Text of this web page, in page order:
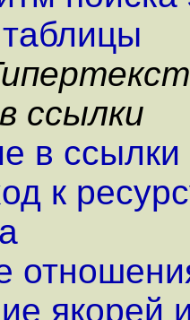
ссылки
в ссылки
к
якорей